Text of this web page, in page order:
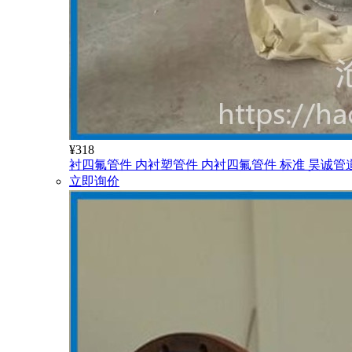
¥318
衬四氟管件 内衬塑管件 内衬四氟管件 标准 昊诚管
立即询价